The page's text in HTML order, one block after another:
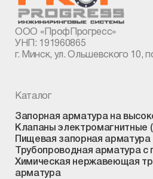
ООО «ПрофПрогресс»
УНП: 191960865
г. Минск, ул. Ольшевского 10,
Каталог
Запорная арматура на
Клапаны электромагнитные
Пищевая запорная арматура
Трубопроводная арматура
Химическая нержавеющая
арматура